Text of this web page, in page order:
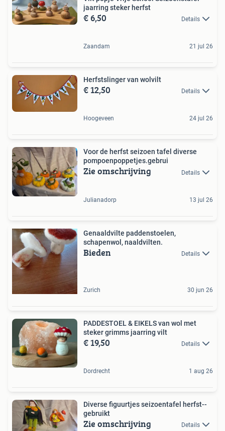
jaarring steker herfst
€ 6,50 Details
Zaandam 21 jul 26
Herfstslinger van wolvilt
€ 12,50 Details
Hoogeveen 24 jul 26
Voor de herfst seizoen tafel diverse
pompoenpoppetjes.gebrui
Zie omschrijving Details
Julianadorp 13 jul 26
Genaaldvilte paddenstoelen,
schapenwol, naaldvilten.
Bieden Details
Zurich 30 jun 26
PADDESTOEL & EIKELS van wol met
steker grimms jaarring vilt
€ 19,50 Details
Dordrecht 1 aug 26
Diverse figuurtjes seizoentafel herfst--
gebruikt
Zie omschrijving Details